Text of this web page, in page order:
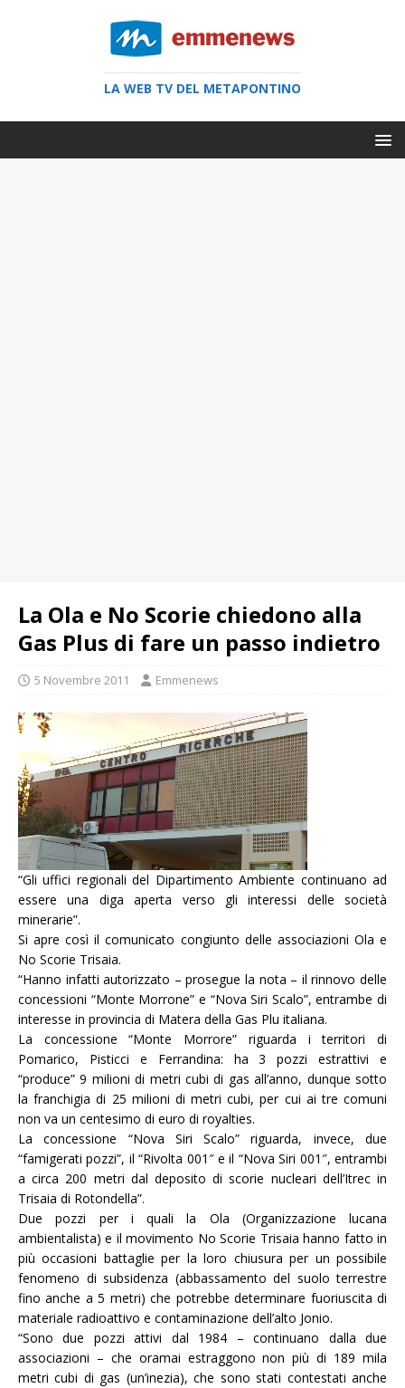
LA WEB TV DEL METAPONTINO
La Ola e No Scorie chiedono alla
Gas Plus di fare un passo indietro
5 Novembre 2011 Emmenews
“Gli uffici regionali del Dipartimento Ambiente continuano ad
essere una diga aperta verso gli interessi delle società
minerarie”.
Si apre così il comunicato congiunto delle associazioni Ola e
No Scorie Trisaia.
“Hanno infatti autorizzato – prosegue la nota – il rinnovo delle
concessioni “Monte Morrone” e “Nova Siri Scalo”, entrambe di
interesse in provincia di Matera della Gas Plu italiana.
La concessione “Monte Morrore” riguarda i territori di
Pomarico, Pisticci e Ferrandina: ha 3 pozzi estrattivi e
“produce” 9 milioni di metri cubi di gas all’anno, dunque sotto
la franchigia di 25 milioni di metri cubi, per cui ai tre comuni
non va un centesimo di euro di royalties.
La concessione “Nova Siri Scalo” riguarda, invece, due
“famigerati pozzi”, il “Rivolta 001″ e il “Nova Siri 001″, entrambi
a circa 200 metri dal deposito di scorie nucleari dell’Itrec in
Trisaia di Rotondella”.
Due pozzi per i quali la Ola (Organizzazione lucana
ambientalista) e il movimento No Scorie Trisaia hanno fatto in
più occasioni battaglie per la loro chiusura per un possibile
fenomeno di subsidenza (abbassamento del suolo terrestre
fino anche a 5 metri) che potrebbe determinare fuoriuscita di
materiale radioattivo e contaminazione dell’alto Jonio.
“Sono due pozzi attivi dal 1984 – continuano dalla due
associazioni – che oramai estraggono non più di 189 mila
metri cubi di gas (un’inezia), che sono stati contestati anche